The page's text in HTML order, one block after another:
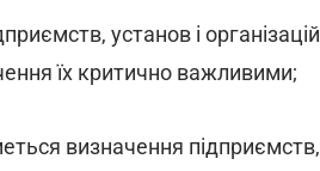
установ і організацій
їх критично важливими;
визначення підприємств,